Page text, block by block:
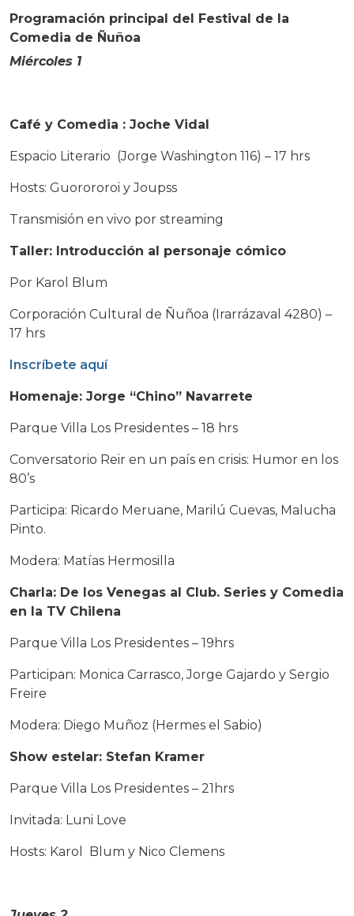
Programación principal del Festival de la
Comedia de Ñuñoa
Miércoles 1
Café y Comedia : Joche Vidal
Espacio Literario (Jorge Washington 116) – 17 hrs
Hosts: Guorororoi y Joupss
Transmisión en vivo por streaming
Taller: Introducción al personaje cómico
Por Karol Blum
Corporación Cultural de Ñuñoa (Irarrázaval 4280) –
17 hrs
Inscríbete aquí
Homenaje: Jorge “Chino” Navarrete
Parque Villa Los Presidentes – 18 hrs
Conversatorio Reir en un país en crisis: Humor en los
80’s
Participa: Ricardo Meruane, Marilú Cuevas, Malucha
Pinto.
Modera: Matías Hermosilla
Charla: De los Venegas al Club. Series y Comedia
en la TV Chilena
Parque Villa Los Presidentes – 19hrs
Participan: Monica Carrasco, Jorge Gajardo y Sergio
Freire
Modera: Diego Muñoz (Hermes el Sabio)
Show estelar: Stefan Kramer
Parque Villa Los Presidentes – 21hrs
Invitada: Luni Love
Hosts: Karol Blum y Nico Clemens